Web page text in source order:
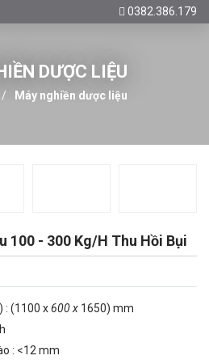
0382.386.179
DƯỢC LIỆU
Máy nghiền dược liệu
100 - 300 Kg/H Thu Hồi Bụi
: (1100 x600 x 1650) mm
: <12 mm